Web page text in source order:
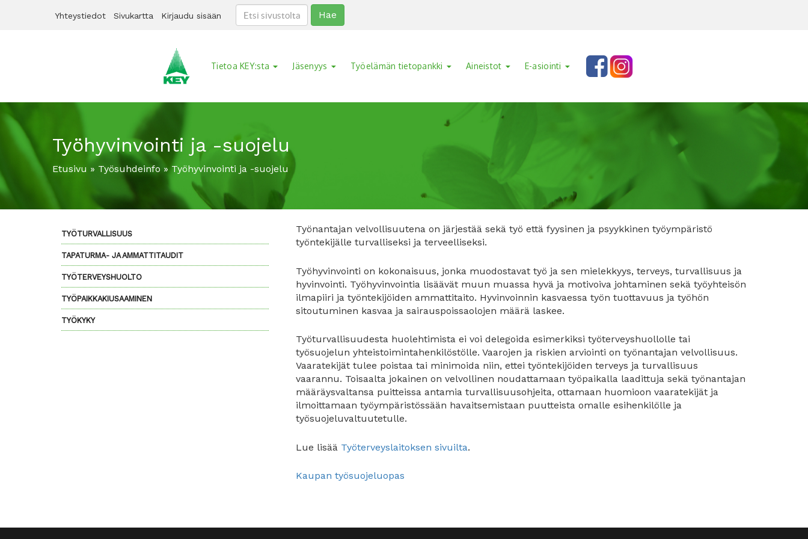
Yhteystiedot Sivukartta Kirjaudu sisään Hae
Tietoa KEY:sta Jäsenyys Työelämän tietopankki Aineistot E-asiointi
Työhyvinvointi ja -suojelu
Etusivu » Työsuhdeinfo »Työhyvinvointi ja -suojelu
TYÖTURVALLISUUS
TAPATURMA- JA AMMATTITAUDIT
TYÖTERVEYSHUOLTO
TYÖPAIKKAKIUSAAMINEN
TYÖKYKY
Työnantajan velvollisuutena on järjestää sekä työ että fyysinen ja psyykkinen työympäristö
työntekijälle turvalliseksi ja terveelliseksi.
Työhyvinvointi on kokonaisuus, jonka muodostavat työ ja sen mielekkyys, terveys, turvallisuus ja
hyvinvointi. Työhyvinvointia lisäävät muun muassa hyvä ja motivoiva johtaminen sekä työyhteisön
ilmapiiri ja työntekijöiden ammattitaito. Hyvinvoinnin kasvaessa työn tuottavuus ja työhön
sitoutuminen kasvaa ja sairauspoissaolojen määrä laskee.
Työturvallisuudesta huolehtimista ei voi delegoida esimerkiksi työterveyshuollolle tai
työsuojelun yhteistoimintahenkilöstölle. Vaarojen ja riskien arviointi on työnantajan velvollisuus.
Vaaratekijät tulee poistaa tai minimoida niin, ettei työntekijöiden terveys ja turvallisuus
vaarannu. Toisaalta jokainen on velvollinen noudattamaan työpaikalla laadittuja sekä työnantajan
määräysvaltansa puitteissa antamia turvallisuusohjeita, ottamaan huomioon vaaratekijät ja
ilmoittamaan työympäristössään havaitsemistaan puutteista omalle esihenkilölle ja
työsuojeluvaltuutetulle.
Lue lisää Työterveyslaitoksen sivuilta.
Kaupan työsuojeluopas